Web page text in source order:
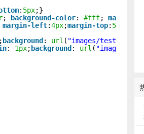
: 5px;}
; background-color: #fff; margin-
margin-left:4px;margin-top: 5px
; background : url ( "images/test.gif"
: -1px; background : url ( "images/